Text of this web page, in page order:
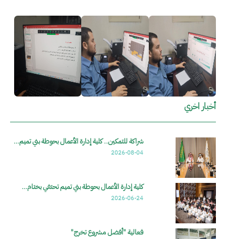
الصورة الصورة الصورة
أخبار اخري
شراكة للتمكين.. كلية إدارة الأعمال بحوطة بني تميم…
2026-08-04
كلية إدارة الأعمال بحوطة بني تميم تحتفي بختام…
2026-06-24
فعالية "أفضل مشروع تخرج"